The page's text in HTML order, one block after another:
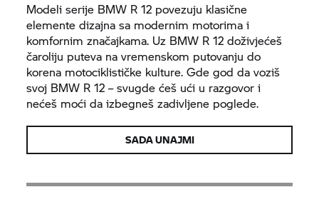
Modeli serije BMW R 12 povezuju klasične
elemente dizajna sa modernim motorima i
komfornim značajkama. Uz BMW R 12 doživjećeš
čaroliju puteva na vremenskom putovanju do
korena motociklističke kulture. Gde god da voziš
svoj BMW R 12 – svugde ćeš ući u razgovor i
nećeš moći da izbegneš zadivljene poglede.
SADA UNAJMI